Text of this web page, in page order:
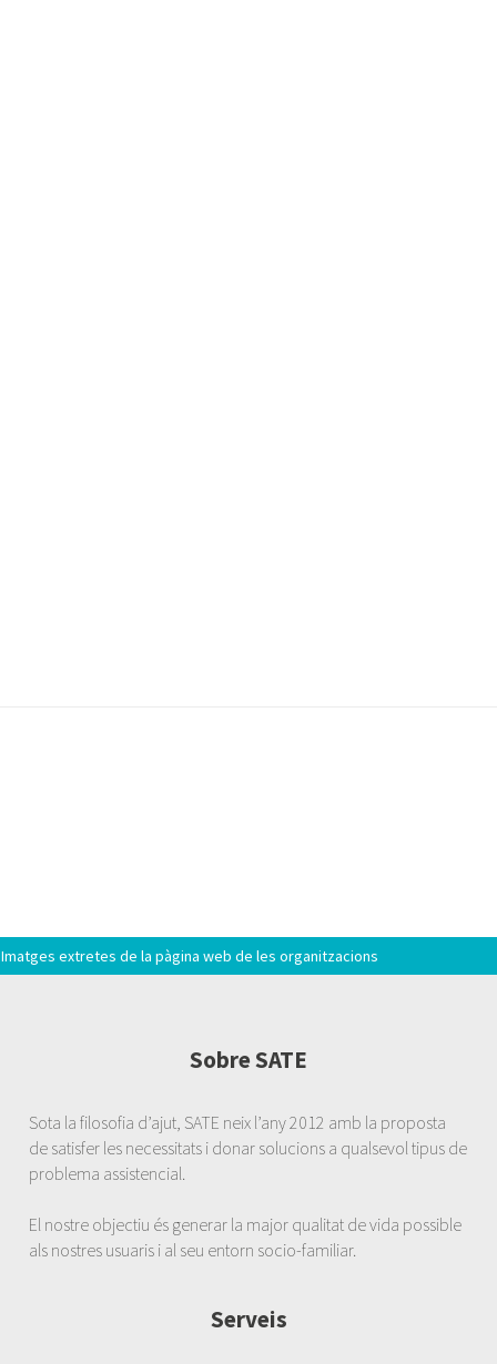
Imatges extretes de la pàgina web de les organitzacions
Sobre SATE
Sota la filosofia d’ajut, SATE neix l’any 2012 amb la proposta
de satisfer les necessitats i donar solucions a qualsevol tipus de
problema assistencial.
El nostre objectiu és generar la major qualitat de vida possible
als nostres usuaris i al seu entorn socio-familiar.
Serveis